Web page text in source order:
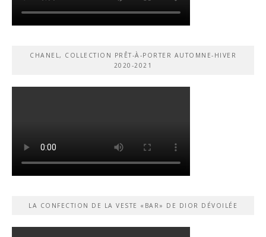
CHANEL, COLLECTION PRÊT-À-PORTER AUTOMNE-HIVER
2020-2021
LA CONFECTION DE LA VESTE «BAR» DE DIOR DÉVOILÉE